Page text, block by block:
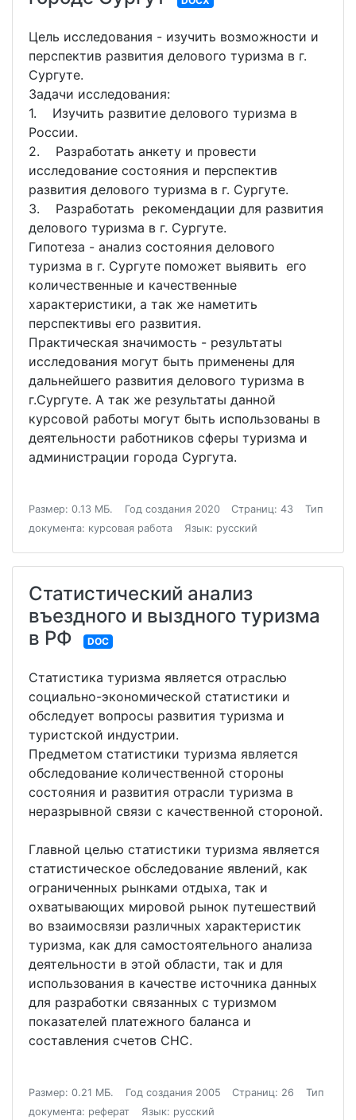
Цель исследования - изучить возможности и
перспектив развития делового туризма в г.
Сургуте.
Задачи исследования:
1. Изучить развитие делового туризма в
России.
2. Разработать анкету и провести
исследование состояния и перспектив
развития делового туризма в г. Сургуте.
3. Разработать рекомендации для развития
делового туризма в г. Сургуте.
Гипотеза - анализ состояния делового
туризма в г. Сургуте поможет выявить его
количественные и качественные
характеристики, а так же наметить
перспективы его развития.
Практическая значимость - результаты
исследования могут быть применены для
дальнейшего развития делового туризма в
г.Сургуте. А так же результаты данной
курсовой работы могут быть использованы в
деятельности работников сферы туризма и
администрации города Сургута.
Размер: 0.13 МБ. Год создания 2020 Страниц: 43
Тип
документа: курсовая работа
Язык: русский
Статистический анализ
въездного и выздного туризма
в РФ
DOC
Статистика туризма является отраслью
социально-экономической статистики и
обследует вопросы развития туризма и
туристской индустрии.
Предметом статистики туризма является
обследование количественной стороны
состояния и развития отрасли туризма в
неразрывной связи с качественной стороной.
Главной целью статистики туризма является
статистическое обследование явлений, как
ограниченных рынками отдыха, так и
охватывающих мировой рынок путешествий
во взаимосвязи различных характеристик
туризма, как для самостоятельного анализа
деятельности в этой области, так и для
использования в качестве источника данных
для разработки связанных с туризмом
показателей платежного баланса и
составления счетов СНС.
Размер: 0.21 МБ. Год создания 2005 Страниц: 26
Тип
документа: реферат
Язык: русский